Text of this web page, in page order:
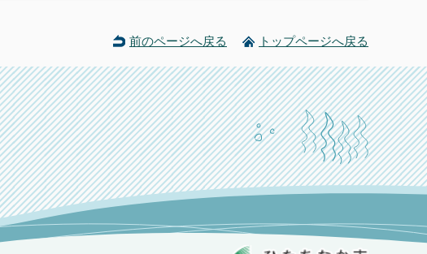
前のページへ戻る トップページへ戻る